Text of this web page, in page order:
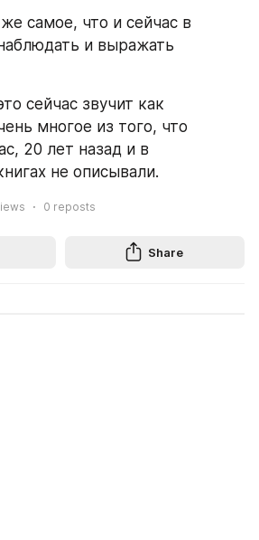
самое, что и сейчас в
и выражать
сейчас звучит как
многое из того, что
20 лет назад и в
не описывали.
0 reposts
Share